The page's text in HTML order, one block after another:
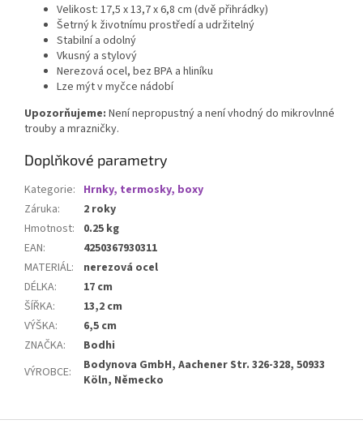
Velikost: 17,5 x 13,7 x 6,8 cm (dvě přihrádky)
Šetrný k životnímu prostředí a udržitelný
Stabilní a odolný
Vkusný a stylový
Nerezová ocel, bez BPA a hliníku
Lze mýt v myčce nádobí
Upozorňujeme: Nenínepropustný a není vhodný do mikrovlnné
trouby a mrazničky.
Doplňkové parametry
Kategorie: Hrnky, termosky, boxy
Záruka:
2 roky
Hmotnost:
0.25 kg
EAN:
4250367930311
MATERIÁL:
nerezová ocel
DÉLKA:
17 cm
ŠÍŘKA:
13,2 cm
VÝŠKA:
6,5 cm
ZNAČKA:
Bodhi
VÝROBCE:
Bodynova GmbH, Aachener Str. 326-328, 50933
Köln, Německo